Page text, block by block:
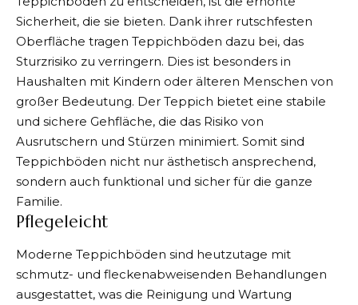
Sicherheit, die sie bieten. Dank ihrer rutschfesten
Oberfläche tragen Teppichböden dazu bei, das
Sturzrisiko zu verringern. Dies ist besonders in
Haushalten mit Kindern oder älteren Menschen von
großer Bedeutung. Der Teppich bietet eine stabile
und sichere Gehfläche, die das Risiko von
Ausrutschern und Stürzen minimiert. Somit sind
Teppichböden nicht nur ästhetisch ansprechend,
sondern auch funktional und sicher für die ganze
Familie.
Pflegeleicht
Moderne Teppichböden sind heutzutage mit
schmutz- und fleckenabweisenden Behandlungen
ausgestattet, was die Reinigung und Wartung